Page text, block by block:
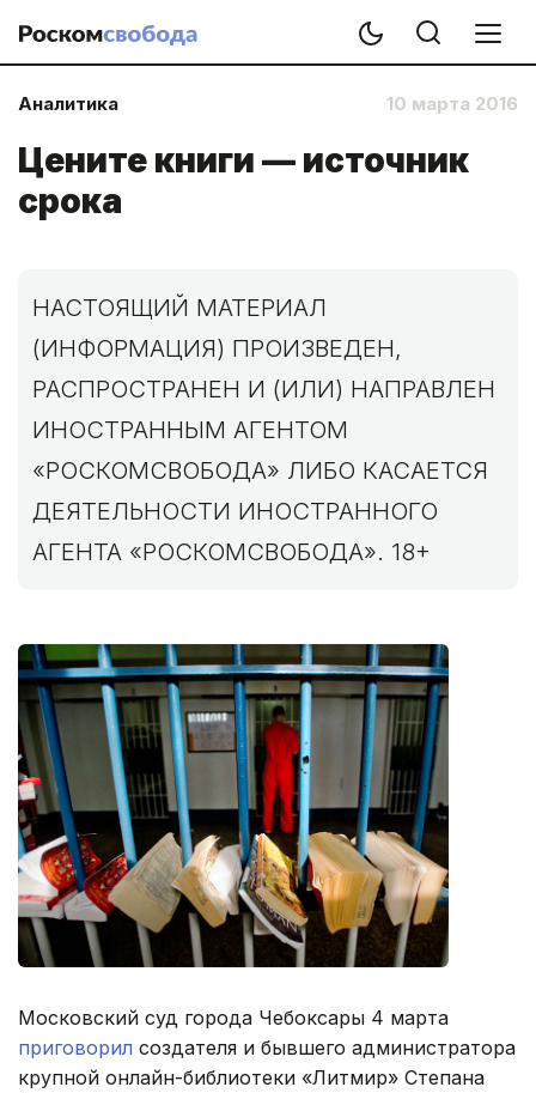
Аналитика 10 марта 2016
Цените книги — источник
срока
НАСТОЯЩИЙ МАТЕРИАЛ
(ИНФОРМАЦИЯ) ПРОИЗВЕДЕН,
РАСПРОСТРАНЕН И (ИЛИ) НАПРАВЛЕН
ИНОСТРАННЫМ АГЕНТОМ
«РОСКОМСВОБОДА» ЛИБО КАСАЕТСЯ
ДЕЯТЕЛЬНОСТИ ИНОСТРАННОГО
АГЕНТА «РОСКОМСВОБОДА». 18+
Московский суд города Чебоксары 4 марта
приговорил создателя и бывшего администратора
крупной онлайн-библиотеки «Литмир» Степана